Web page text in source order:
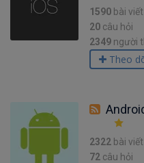
1590 bài viết
20 câu hỏi
2349 người
Theo
2322 bài viết
72 câu hỏi